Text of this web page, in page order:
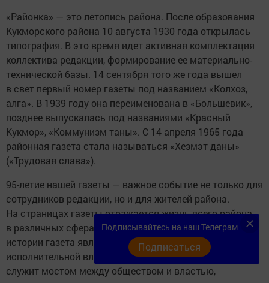
«Районка» — это летопись района. После образования
Кукморского района 10 августа 1930 года открылась
типография. В это время идет активная комплектация
коллектива редакции, формирование ее материально-
технической базы. 14 сентября того же года вышел
в свет первый номер газеты под названием «Колхоз,
алга». В 1939 году она переименована в «Большевик»,
позднее выпускалась под названиями «Красный
Кукмор», «Коммунизм таны». С 14 апреля 1965 года
районная газета стала называться «Хезмэт даны»
(«Трудовая слава»).
95-летие нашей газеты — важное событие не только для
сотрудников редакции, но и для жителей района.
На страницах газеты отражается жизнь всего района
в различных сферах деятельности. За все 95 лет своей
истории газета являлась проводником идей
исполнительной власти и населения района. Газета
служит мостом между обществом и властью,
Подписывайтесь на наш Телеграм
Подписаться